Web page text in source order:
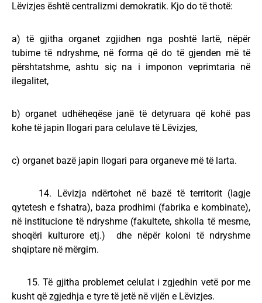
Lëvizjes është centralizmi demokratik. Kjo do të thotë:
a) të gjitha organet zgjidhen nga poshtë lartë, nëpër
tubime të ndryshme, në forma që do të gjenden më të
përshtatshme, ashtu siç na i imponon veprimtaria në
ilegalitet,
b) organet udhëheqëse janë të detyruara që kohë pas
kohe të japin llogari para celulave të Lëvizjes,
c) organet bazë japin llogari para organeve më të larta.
14. Lëvizja ndërtohet në bazë të territorit (lagje
qytetesh e fshatra), baza prodhimi (fabrika e kombinate),
në institucione të ndryshme (fakultete, shkolla të mesme,
shoqëri kulturore etj.) dhe nëpër koloni të ndryshme
shqiptare në mërgim.
15. Të gjitha problemet celulat i zgjedhin vetë por me
kusht që zgjedhja e tyre të jetë në vijën e Lëvizjes.